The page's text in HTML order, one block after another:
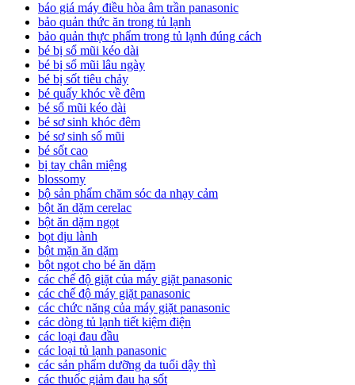
báo giá máy điều hòa âm trần panasonic
bảo quản thức ăn trong tủ lạnh
bảo quản thực phẩm trong tủ lạnh đúng cách
bé bị sổ mũi kéo dài
bé bị sổ mũi lâu ngày
bé bị sốt tiêu chảy
bé quấy khóc về đêm
bé sổ mũi kéo dài
bé sơ sinh khóc đêm
bé sơ sinh sổ mũi
bé sốt cao
bị tay chân miệng
blossomy
bộ sản phẩm chăm sóc da nhạy cảm
bột ăn dặm cerelac
bột ăn dặm ngọt
bọt dịu lành
bột mặn ăn dặm
bột ngọt cho bé ăn dặm
các chế độ giặt của máy giặt panasonic
các chế độ máy giặt panasonic
các chức năng của máy giặt panasonic
các dòng tủ lạnh tiết kiệm điện
các loại đau đầu
các loại tủ lạnh panasonic
các sản phẩm dưỡng da tuổi dậy thì
các thuốc giảm đau hạ sốt